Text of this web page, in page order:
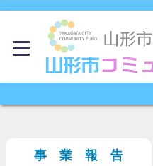
事 業 報 告